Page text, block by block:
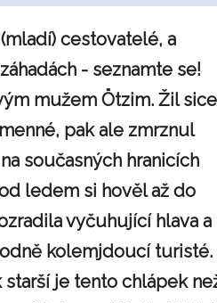
cestovatelé, a
- seznamte se!
mužem Ötzim. Žil sice
pak ale zmrznul
současných hranicích
ledem si hověl až do
vyčuhující hlava a
kolemjdoucí turisté.
starší je tento chlápek